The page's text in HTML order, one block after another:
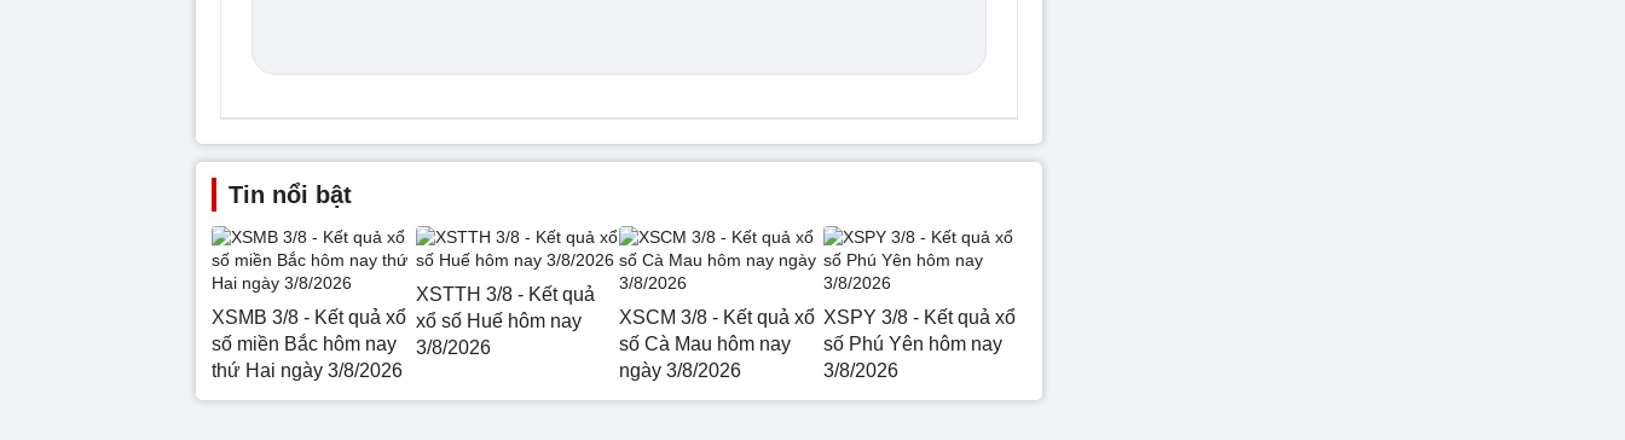
Tin nổi bật
XSMB 3/8 - Kết quả xổ
số miền Bắc hôm nay
thứ Hai ngày 3/8/2026
XSTTH 3/8 - Kết quả
xổ số Huế hôm nay
3/8/2026
XSCM 3/8 - Kết quả xổ
số Cà Mau hôm nay
ngày 3/8/2026
XSPY 3/8 - Kết quả xổ
số Phú Yên hôm nay
3/8/2026